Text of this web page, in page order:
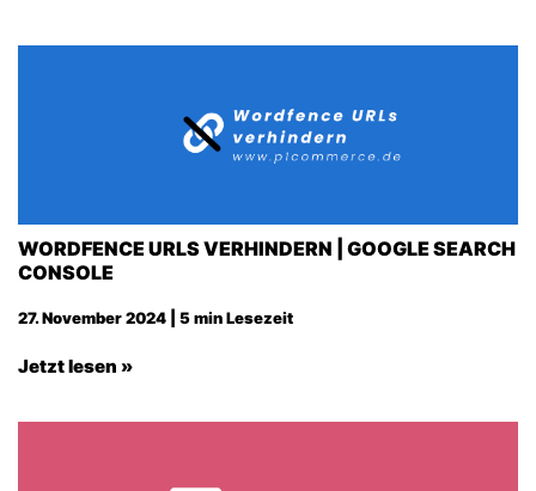
WORDFENCE URLS VERHINDERN | GOOGLE SEARCH
CONSOLE
27. November 2024 | 5 min Lesezeit
Jetzt lesen »